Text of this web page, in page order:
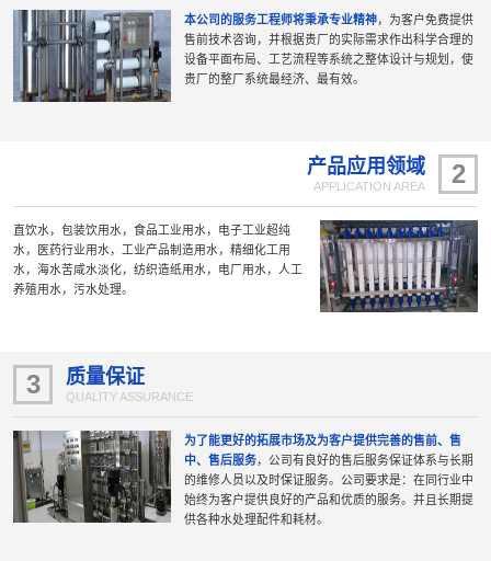
本公司的服务工程师将秉承专业精神，为客户免费提供
售前技术咨询，并根据贵厂的实际需求作出科学合理的
设备平面布局、工艺流程等系统之整体设计与规划，使
贵厂的整厂系统最经济、最有效。
2
产品应用领域
APPLICATION AREA
直饮水，包装饮用水，食品工业用水，电子工业超纯
水，医药行业用水，工业产品制造用水，精细化工用
水，海水苦咸水淡化，纺织造纸用水，电厂用水，人工
养殖用水，污水处理。
3 质量保证
QUALITY ASSURANCE
为了能更好的拓展市场及为客户提供完善的售前、售
中、售后服务，公司有良好的售后服务保证体系与长期
的维修人员以及时保证服务。公司要求是：在同行业中
始终为客户提供良好的产品和优质的服务。并且长期提
供各种水处理配件和耗材。